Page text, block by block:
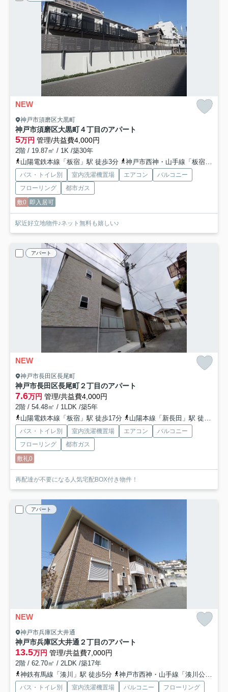
NEW
神戸市須磨区大黒町
神戸市須磨区大黒町４丁目のアパート
5万円 管理/共益費4,000円
2階 / 19.87㎡ / 1K /築30年
山陽電鉄本線「板宿」駅 徒歩3分
神戸市西神・山手線「板宿」駅 徒歩4分
バス・トイレ別 室内洗濯機置場 エアコン
バルコニー
フローリング
都市ガス
敷0 即入居可
駅近好立地物件♪ネット無料も嬉しい♪
アパート
NEW
神戸市長田区長尾町
神戸市長田区長尾町２丁目のアパート
7.6万円 管理/共益費4,000円
2階 / 54.48㎡ / 1LDK /築5年
山陽電鉄本線「板宿」駅 徒歩17分
山陽本線「新長田」駅 徒歩25分
バス・トイレ別 室内洗濯機置場 エアコン
バルコニー
フローリング
都市ガス
敷礼0
再配達が不要になる人気宅配BOX付き物件！
アパート
NEW
神戸市兵庫区大井通
神戸市兵庫区大井通２丁目のアパート
13.5万円 管理/共益費7,000円
2階 / 62.70㎡ / 2LDK /築17年
神鉄有馬線「湊川」駅 徒歩5分
神戸市西神・山手線「湊川公園」駅 徒歩7分
バス・トイレ別 室内洗濯機置場 バルコニー フローリング